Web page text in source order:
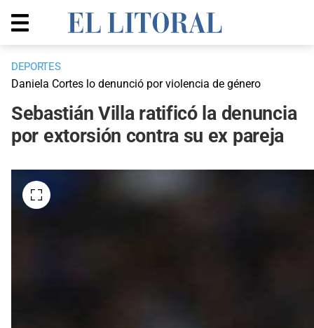
DEPORTES
Daniela Cortes lo denunció por violencia de género
Sebastián Villa ratificó la denuncia
por extorsión contra su ex pareja